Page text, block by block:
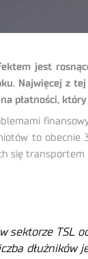
jest
Najwięcej z
płatności,
to obecnie
się
sektorze TSL